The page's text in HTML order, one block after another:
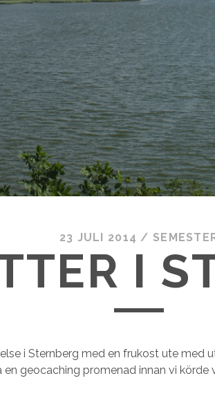
23 JULI 2014 /
I
i Sternberg med en frukost ute med
en geocaching promenad innan vi körde